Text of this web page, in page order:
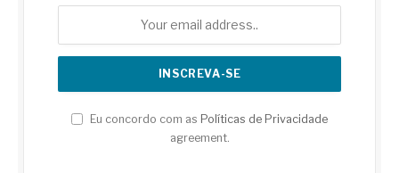
Eu concordo com as Políticas de Privacidade
agreement.